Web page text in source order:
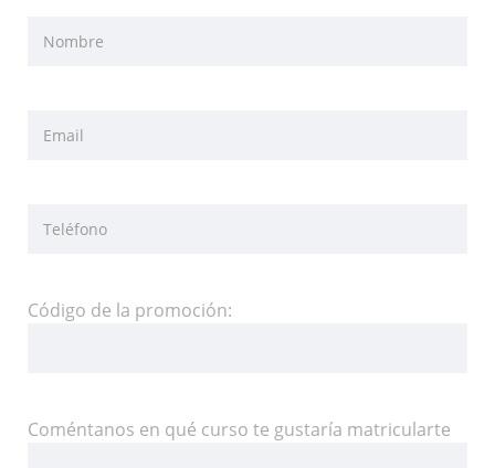
Código de la promoción:
Coméntanos en qué curso te gustaría matricularte